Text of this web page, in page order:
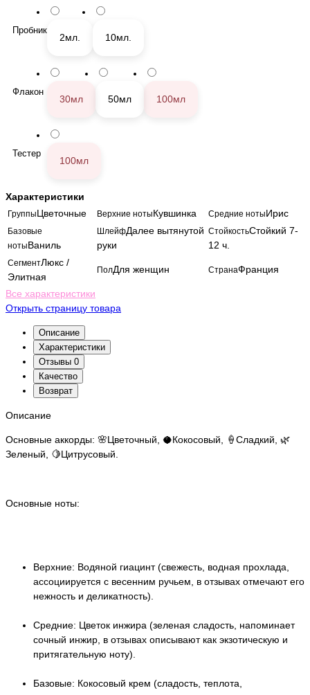
Пробник
2мл. 10мл.
Флакон
30мл 50мл 100мл
Тестер
100мл
Характеристики
ГруппыЦветочные Верхние нотыКувшинка Средние нотыИрис
Базовые
нотыВаниль
ШлейфДалее вытянутой
руки
СтойкостьСтойкий 7-
12 ч.
СегментЛюкс /
Элитная
ПолДля женщин СтранаФранция
Все характеристики
Открыть страницу товара
Описание
Характеристики
Отзывы 0
Качество
Возврат
Описание
Основные аккорды: 🌸Цветочный, 🥥Кокосовый, 🍦Сладкий, 🌿
Зеленый, 🍋Цитрусовый.
Основные ноты:
Верхние: Водяной гиацинт (свежесть, водная прохлада,
ассоциируется с весенним ручьем, в отзывах отмечают его
нежность и деликатность).
Средние: Цветок инжира (зеленая сладость, напоминает
сочный инжир, в отзывах описывают как экзотическую и
притягательную ноту).
Базовые: Кокосовый крем (сладость, теплота,